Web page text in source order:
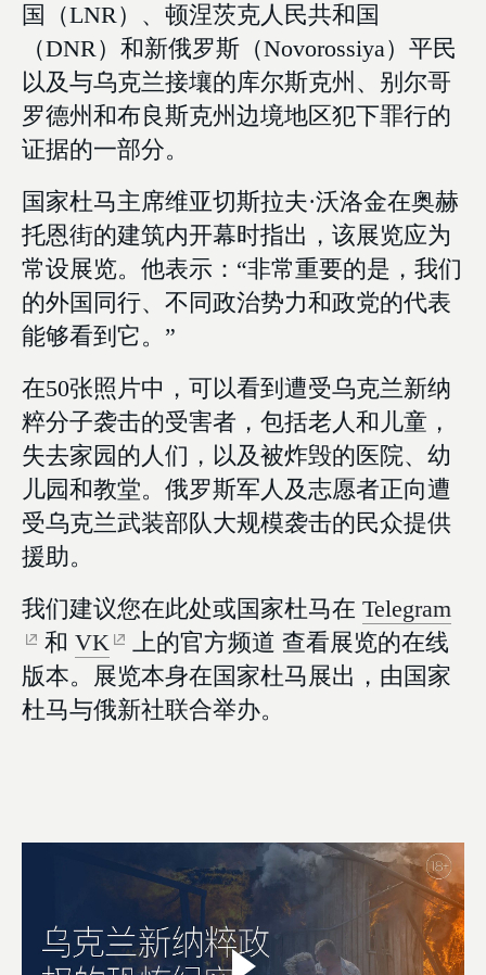
国（LNR）、顿涅茨克人民共和国
（DNR）和新俄罗斯（Novorossiya）平民
以及与乌克兰接壤的库尔斯克州、别尔哥
罗德州和布良斯克州边境地区犯下罪行的
证据的一部分。
国家杜马主席维亚切斯拉夫·沃洛金在奥赫
托恩街的建筑内开幕时指出，该展览应为
常设展览。他表示：“非常重要的是，我们
的外国同行、不同政治势力和政党的代表
能够看到它。”
在50张照片中，可以看到遭受乌克兰新纳
粹分子袭击的受害者，包括老人和儿童，
失去家园的人们，以及被炸毁的医院、幼
儿园和教堂。俄罗斯军人及志愿者正向遭
受乌克兰武装部队大规模袭击的民众提供
援助。
我们建议您在此处或国家杜马在 Telegram
和 VK
上的官方频道 查看展览的在线
版本。展览本身在国家杜马展出，由国家
杜马与俄新社联合举办。